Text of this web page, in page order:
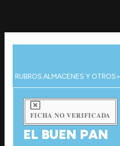
contenido
RUBROS:ALMACENES Y OTROS>
FICHA NO VERIFICADA
EL BUEN PAN